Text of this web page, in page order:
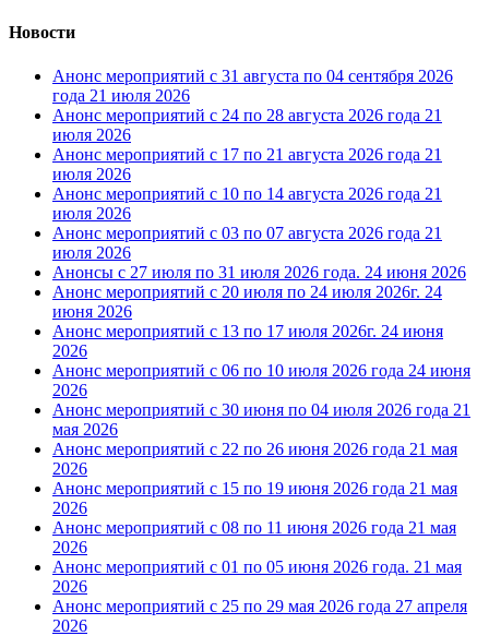
Новости
Анонс мероприятий с 31 августа по 04 сентября 2026
года 21 июля 2026
Анонс мероприятий с 24 по 28 августа 2026 года 21
июля 2026
Анонс мероприятий с 17 по 21 августа 2026 года 21
июля 2026
Анонс мероприятий с 10 по 14 августа 2026 года 21
июля 2026
Анонс мероприятий с 03 по 07 августа 2026 года 21
июля 2026
Анонсы с 27 июля по 31 июля 2026 года. 24 июня 2026
Анонс мероприятий с 20 июля по 24 июля 2026г. 24
июня 2026
Анонс мероприятий с 13 по 17 июля 2026г. 24 июня
2026
Анонс мероприятий с 06 по 10 июля 2026 года 24 июня
2026
Анонс мероприятий с 30 июня по 04 июля 2026 года 21
мая 2026
Анонс мероприятий с 22 по 26 июня 2026 года 21 мая
2026
Анонс мероприятий с 15 по 19 июня 2026 года 21 мая
2026
Анонс мероприятий с 08 по 11 июня 2026 года 21 мая
2026
Анонс мероприятий с 01 по 05 июня 2026 года. 21 мая
2026
Анонс мероприятий с 25 по 29 мая 2026 года 27 апреля
2026